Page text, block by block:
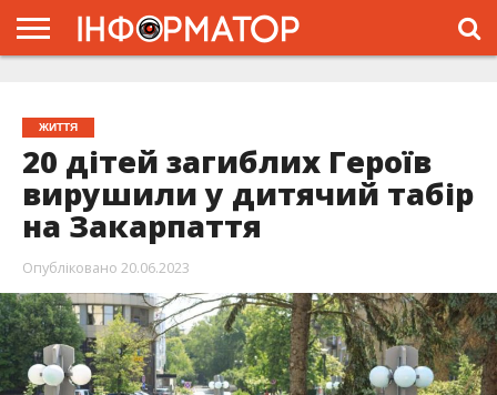
ЖИТТЯ
20 дітей загиблих Героїв
вирушили у дитячий табір
на Закарпаття
Опубліковано 20.06.2023